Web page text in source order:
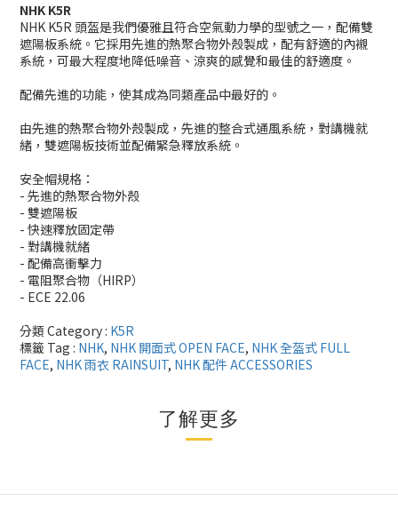
NHK K5R
NHK K5R 頭盔是我們優雅且符合空氣動力學的型號之一，配備雙
遮陽板系統。它採用先進的熱聚合物外殼製成，配有舒適的內襯
系統，可最大程度地降低噪音、涼爽的感覺和最佳的舒適度。
配備先進的功能，使其成為同類產品中最好的。
由先進的熱聚合物外殼製成，先進的整合式通風系統，對講機就
緒，雙遮陽板技術並配備緊急釋放系統。
安全帽規格：
- 先進的熱聚合物外殼
- 雙遮陽板
- 快速釋放固定帶
- 對講機就緒
- 配備高衝擊力
- 電阻聚合物（HIRP）
- ECE 22.06
分類 Category : K5R
標籤 Tag : NHK, NHK 開面式 OPEN FACE, NHK 全盔式 FULL
FACE, NHK 雨衣 RAINSUIT, NHK 配件 ACCESSORIES
了解更多